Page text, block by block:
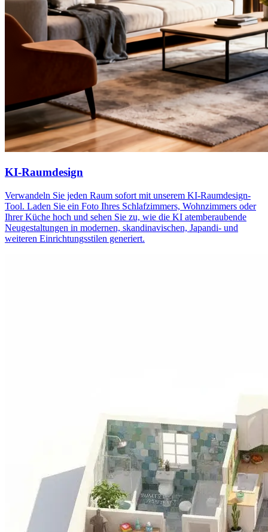
KI-Raumdesign
Verwandeln Sie jeden Raum sofort mit unserem KI-Raumdesign-
Tool. Laden Sie ein Foto Ihres Schlafzimmers, Wohnzimmers oder
Ihrer Küche hoch und sehen Sie zu, wie die KI atemberaubende
Neugestaltungen in modernen, skandinavischen, Japandi- und
weiteren Einrichtungsstilen generiert.